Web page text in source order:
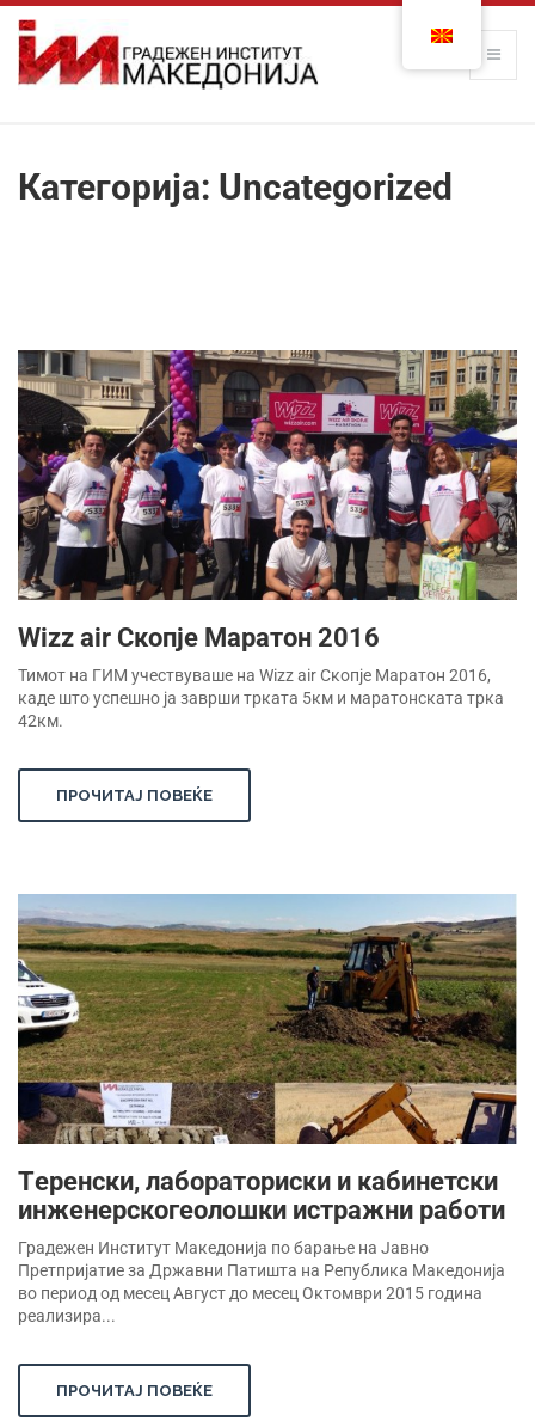
Категорија: Uncategorized
Wizz air Скопје Маратон 2016
Тимот на ГИМ учествуваше на Wizz air Скопје Маратон 2016,
каде што успешно ја заврши трката 5км и маратонската трка
42км.
ПРОЧИТАЈ ПОВЕЌЕ
Tеренски, лабораториски и кабинетски
инженерскогеолошки истражни работи
Градежен Институт Македонија по барање на Јавно
Претпријатие за Државни Патишта на Република Македонија
во период од месец Август до месец Октомври 2015 година
реализира...
ПРОЧИТАЈ ПОВЕЌЕ